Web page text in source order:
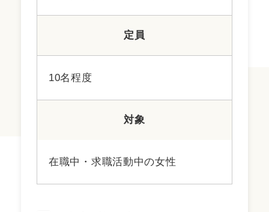
定員
10名程度
対象
在職中・求職活動中の女性